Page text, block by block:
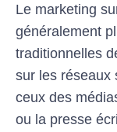
Le marketing
généralement
traditionnelles
sur les réseaux
ceux des
ou la presse